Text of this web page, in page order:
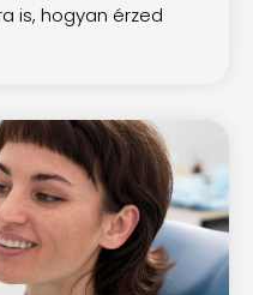
is, hogyan érzed